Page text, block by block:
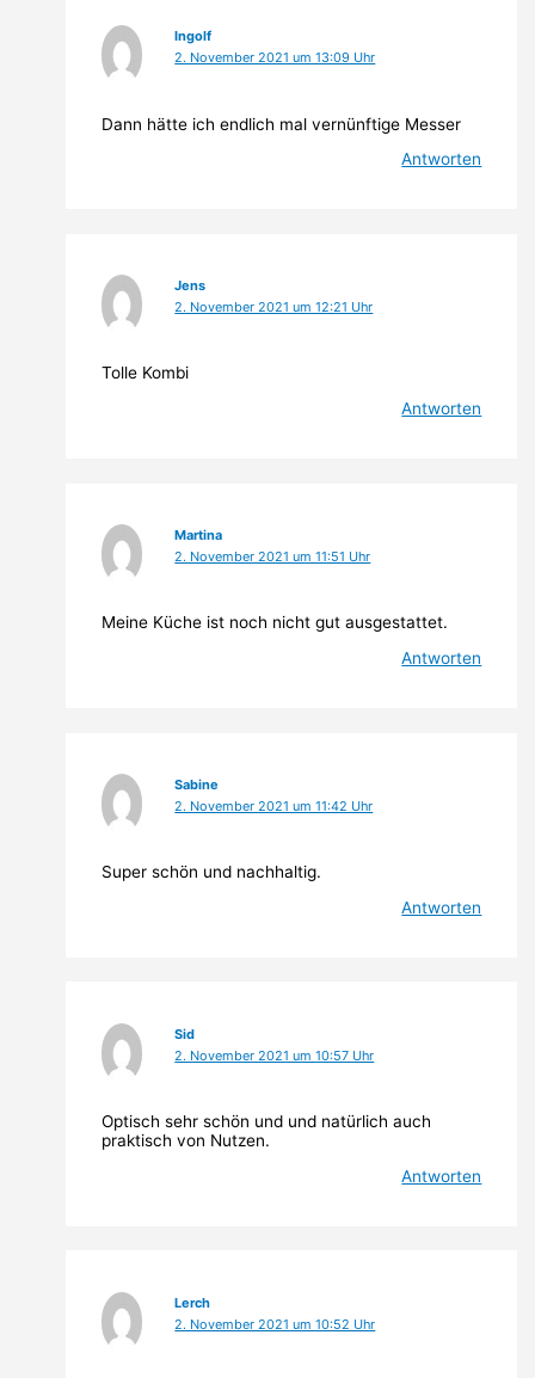
Ingolf
2. November 2021 um 13:09 Uhr
Dann hätte ich endlich mal vernünftige Messer
Antworten
Jens
2. November 2021 um 12:21 Uhr
Tolle Kombi
Antworten
Martina
2. November 2021 um 11:51 Uhr
Meine Küche ist noch nicht gut ausgestattet.
Antworten
Sabine
2. November 2021 um 11:42 Uhr
Super schön und nachhaltig.
Antworten
Sid
2. November 2021 um 10:57 Uhr
Optisch sehr schön und und natürlich auch
praktisch von Nutzen.
Antworten
Lerch
2. November 2021 um 10:52 Uhr